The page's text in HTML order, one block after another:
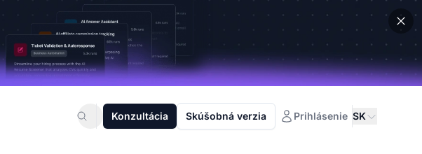
Konzultácia Skúšobná verzia Prihlásenie SK